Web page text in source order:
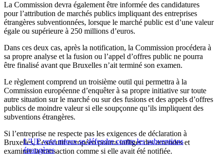
La Commission devra également être informée des candidatures
pour l’attribution de marchés publics impliquant des entreprises
étrangères subventionnées, lorsque le marché public est d’une valeur
égale ou supérieure à 250 millions d’euros.
Dans ces deux cas, après la notification, la Commission procédera à
sa propre analyse et la fusion ou l’appel d’offres public ne pourra
être finalisé avant que Bruxelles n’ait terminé son examen.
Le règlement comprend un troisième outil qui permettra à la
Commission européenne d’enquêter à sa propre initiative sur toute
autre situation sur le marché ou sur des fusions et des appels d’offres
publics de moindre valeur si elle soupçonne qu’ils impliquent des
subventions étrangères.
L’UE veut mieux se défendre contre les subventions
étrangères
Si l’entreprise ne respecte pas les exigences de déclaration à
Bruxelles, l’exécutif européen pourra infliger des amendes et
examiner la transaction comme si elle avait été notifiée.